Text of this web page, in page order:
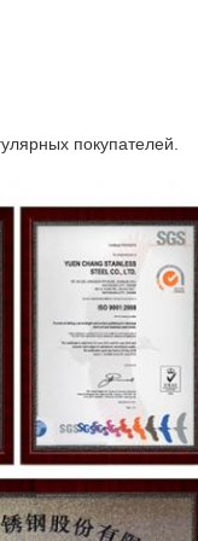
покупателей.